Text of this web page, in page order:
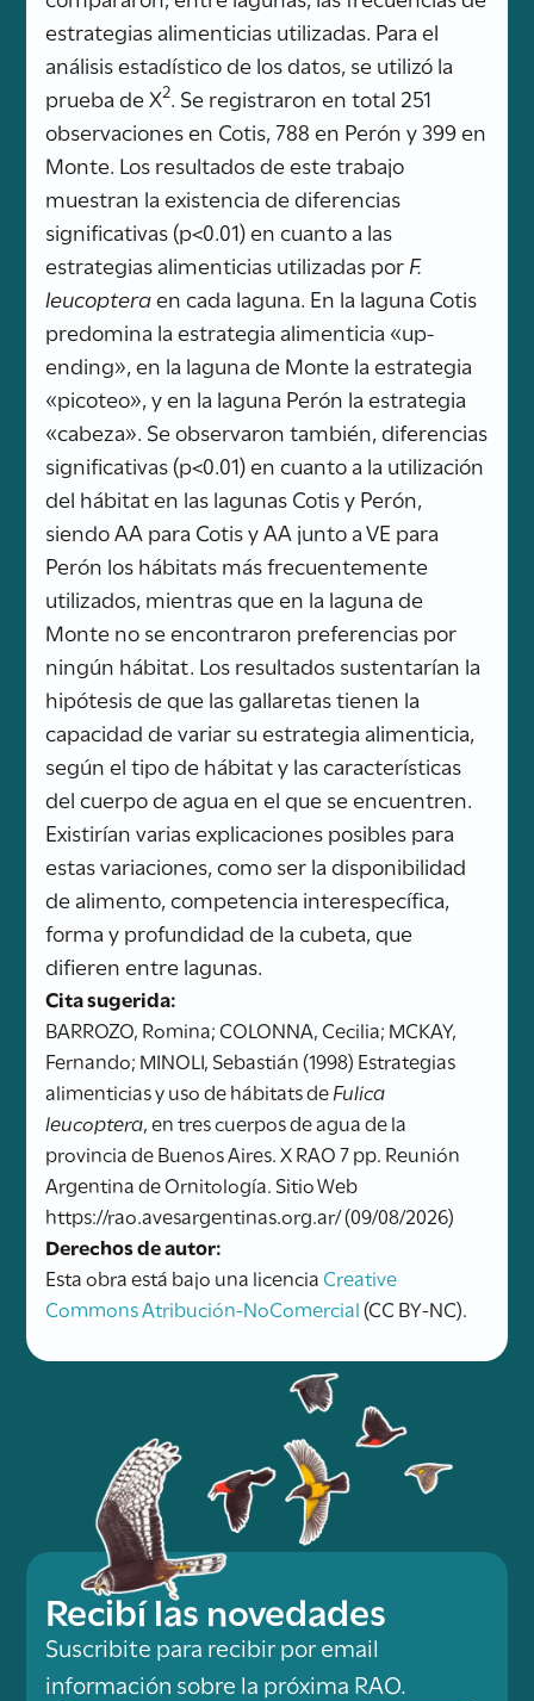
estrategias alimenticias utilizadas. Para el
análisis estadístico de los datos, se utilizó la
prueba de X2. Se registraron en total 251
observaciones en Cotis, 788 en Perón y 399 en
Monte. Los resultados de este trabajo
muestran la existencia de diferencias
significativas (p<0.01) en cuanto a las
estrategias alimenticias utilizadas porF.
leucopteraen cada laguna. En la laguna Cotis
predomina la estrategia alimenticia «up-
ending», en la laguna de Monte la estrategia
«picoteo», y en la laguna Perón la estrategia
«cabeza». Se observaron también, diferencias
significativas (p<0.01) en cuanto a la utilización
del hábitat en las lagunas Cotis y Perón,
siendo AA para Cotis y AA junto a VE para
Perón los hábitats más frecuentemente
utilizados, mientras que en la laguna de
Monte no se encontraron preferencias por
ningún hábitat. Los resultados sustentarían la
hipótesis de que las gallaretas tienen la
capacidad de variar su estrategia alimenticia,
según el tipo de hábitat y las características
del cuerpo de agua en el que se encuentren.
Existirían varias explicaciones posibles para
estas variaciones, como ser la disponibilidad
de alimento, competencia interespecífica,
forma y profundidad de la cubeta, que
difieren entre lagunas.
Cita sugerida:
BARROZO, Romina; COLONNA, Cecilia; MCKAY,
Fernando; MINOLI, Sebastián (1998) Estrategias
alimenticias y uso de hábitats deFulica
leucoptera , en tres cuerpos de agua de la
provincia de Buenos Aires. X RAO 7 pp. Reunión
Argentina de Ornitología. Sitio Web
https://rao.avesargentinas.org.ar/ (09/08/2026)
Derechos de autor:
Esta obra está bajo una licencia Creative
Commons Atribución-NoComercial(CC BY-NC).
Recibí las novedades
Suscribite para recibir por email
información sobre la próxima RAO.